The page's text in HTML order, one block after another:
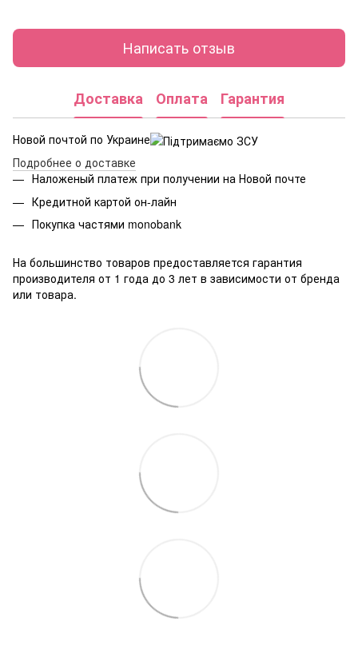
Написать отзыв
Доставка Оплата Гарантия
Новой почтой по Украине
Подробнее о доставке
Наложеный платеж при получении на Новой почте
Кредитной картой он-лайн
Покупка частями monobank
На большинство товаров предоставляется гарантия
производителя от 1 года до 3 лет в зависимости от бренда
или товара.